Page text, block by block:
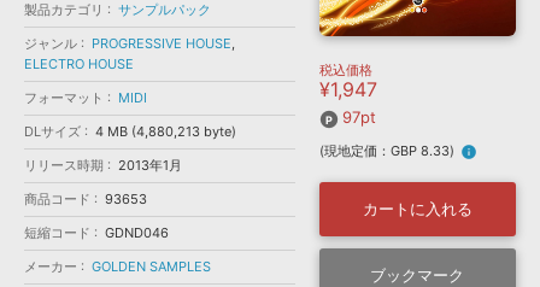
サンプルパック »
ソフトウェア／ツール »
DAW »
効果音 »
特集 »
ニュースレター »
SONICWIREブログ »
製品サポート情報 »
DTMガイド »
FAQ »
お問い合わせ »
音楽カード
楽曲配信流通 サービス
無償のサウンド管理ソフト
ソフト音源 プラグイン・エフェクト
ソフトウェア／ツール DAW 効果音
メーカー
フォーマット
ランキング
製品カテゴリ
サンプルパック
ジャンル
PROGRESSIVE HOUSE,
ELECTRO HOUSE
フォーマット
MIDI
DLサイズ
4 MB (4,880,213 byte)
リリース時期
2013年1月
商品コード
93653
短縮コード
GDND046
メーカー
GOLDEN SAMPLES
税込価格
¥1,947
97pt
(現地定価：GBP 8.33) info
カートに入れる
ブックマーク